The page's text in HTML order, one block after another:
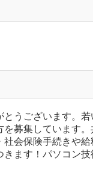
とうございます。
募集しています。
社会保険手続きや
ます！パソコン